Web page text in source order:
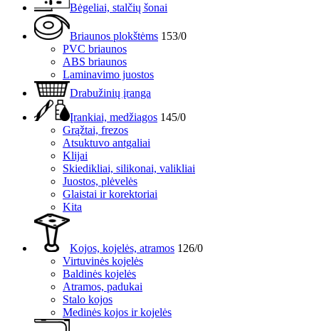
Bėgeliai, stalčių šonai
Briaunos plokštėms 153/0
PVC briaunos
ABS briaunos
Laminavimo juostos
Drabužinių įranga
Įrankiai, medžiagos 145/0
Grąžtai, frezos
Atsuktuvo antgaliai
Klijai
Skiedikliai, silikonai, valikliai
Juostos, plėvelės
Glaistai ir korektoriai
Kita
Kojos, kojelės, atramos 126/0
Virtuvinės kojelės
Baldinės kojelės
Atramos, padukai
Stalo kojos
Medinės kojos ir kojelės